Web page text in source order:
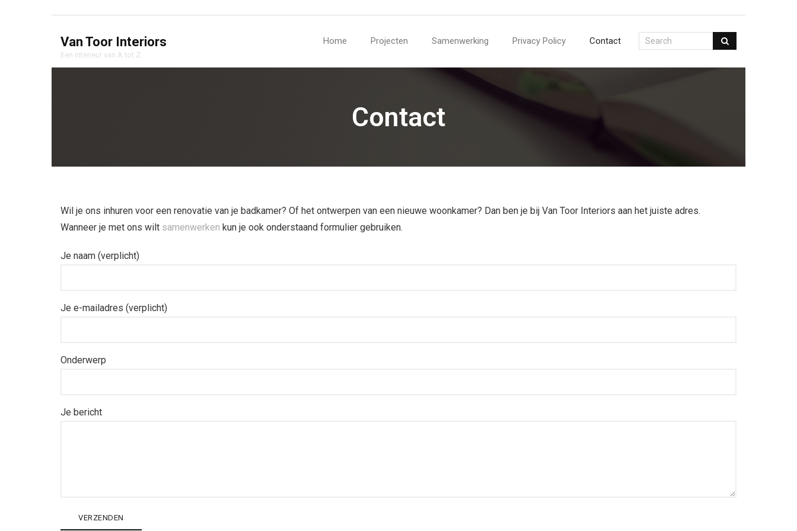
Van Toor Interiors
Een interieur van A tot Z
Home Projecten Samenwerking Privacy Policy Contact
Contact
Wil je ons inhuren voor een renovatie van je badkamer? Of het ontwerpen van een nieuwe woonkamer? Dan ben je bij Van Toor Interiors aan het juiste adres.
Wanneer je met ons wilt samenwerken kun je ook onderstaand formulier gebruiken.
Je naam (verplicht)
Je e-mailadres (verplicht)
Onderwerp
Je bericht